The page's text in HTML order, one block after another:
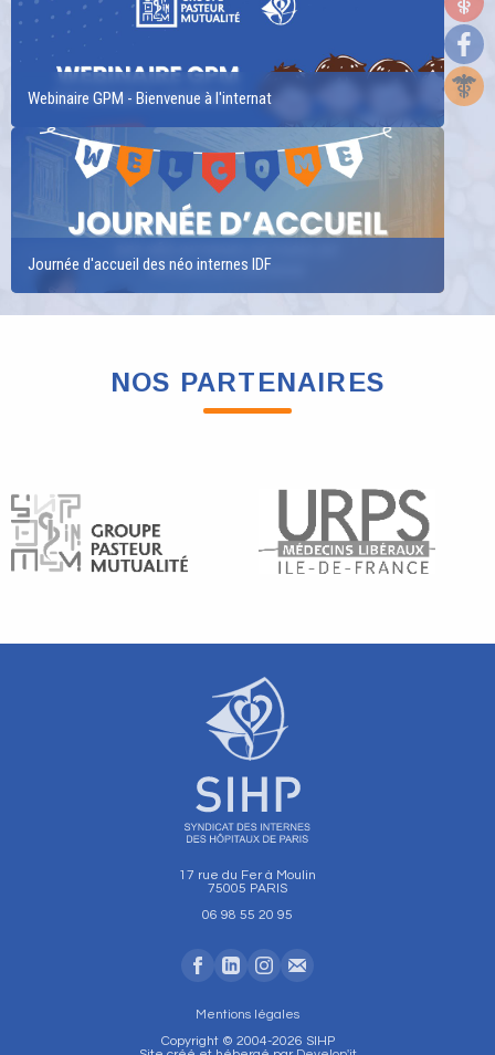
Webinaire GPM - Bienvenue à l'internat
Journée d'accueil des néo internes IDF
NOS PARTENAIRES
17 rue du Fer à Moulin
75005 PARIS
06 98 55 20 95
Mentions légales
Copyright © 2004-2026 SIHP